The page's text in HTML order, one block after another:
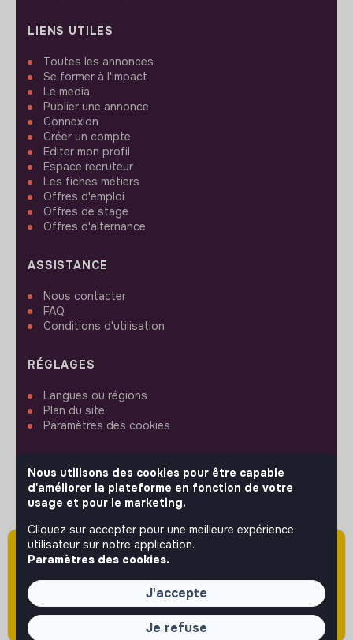
Attention cette annonce a été publiée il y a
plus de 60 jours (le 02/06/2026) et est sans
doute expirée ou non mise à jour.
LIENS UTILES
Toutes les annonces
Se former à l'impact
Le media
Publier une annonce
Connexion
Créer un compte
Editer mon profil
Espace recruteur
Les fiches métiers
Offres d'emploi
Offres de stage
Offres d'alternance
ASSISTANCE
Nous contacter
FAQ
Conditions d'utilisation
RÉGLAGES
Langues ou régions
Plan du site
Paramètres des cookies
SUIVEZ-NOUS
Nous utilisons des cookies pour être capable
d'améliorer la plateforme en fonction de votre
usage et pour le marketing.
Cliquez sur accepter pour une meilleure expérience
utilisateur sur notre application.
Paramètres des cookies.
J'accepte
Je refuse